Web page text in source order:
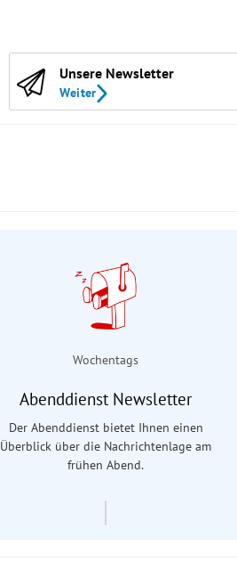
Unsere Newsletter
Weiter
Wochentags
Abenddienst Newsletter
Der Abenddienst bietet Ihnen einen
Überblick über die Nachrichtenlage am
frühen Abend.